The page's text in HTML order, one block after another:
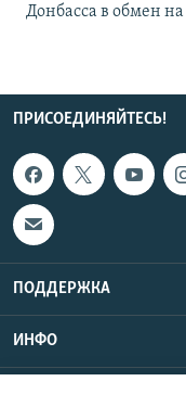
Донбасса в обмен
ПРИСОЕДИНЯЙТЕСЬ!
ПОДДЕРЖКА
ИНФО